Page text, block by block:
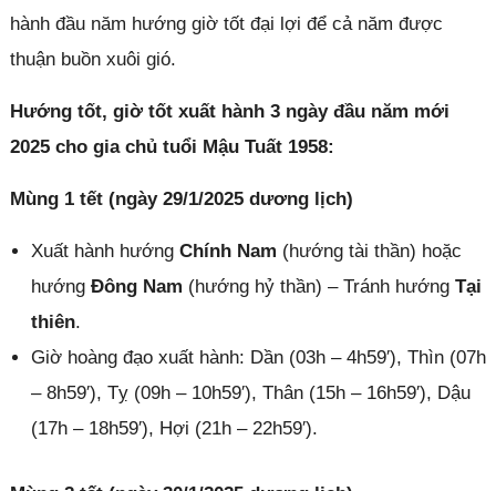
hành đầu năm hướng giờ tốt đại lợi để cả năm được
thuận buồn xuôi gió.
Hướng tốt, giờ tốt xuất hành 3 ngày đầu năm mới
2025 cho gia chủ tuổi Mậu Tuất 1958:
Mùng 1 tết (ngày 29/1/2025 dương lịch)
Xuất hành hướng Chính Nam (hướng tài thần) hoặc
hướng Đông Nam (hướng hỷ thần) – Tránh hướng Tại
thiên.
Giờ hoàng đạo xuất hành: Dần (03h – 4h59′), Thìn (07h
– 8h59′), Tỵ (09h – 10h59′), Thân (15h – 16h59′), Dậu
(17h – 18h59′), Hợi (21h – 22h59′).